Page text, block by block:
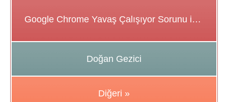
Google Chrome Yavaş Çalışıyor Sorunu için Çözüm Önerileri
Doğan Gezici
Diğeri »